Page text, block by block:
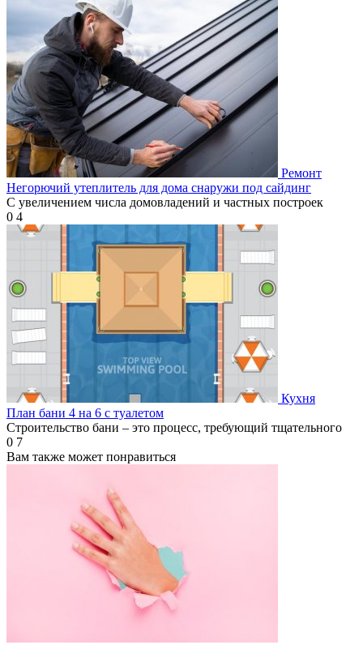
Ремонт
Негорючий утеплитель для дома снаружи под сайдинг
С увеличением числа домовладений и частных построек
0 4
Кухня
План бани 4 на 6 с туалетом
Строительство бани – это процесс, требующий тщательного
0 7
Вам также может понравиться